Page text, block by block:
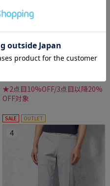
リムシルエットウォッシャブルイージーケア
価格：5,489円 (税込)
★2点目10%OFF/3点目以降20%
OFF対象
SALE OUTLET
4